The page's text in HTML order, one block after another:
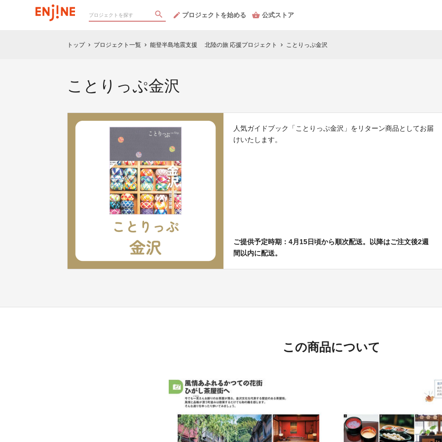
プロジェクトを始める 公式ストア
トップ chevron_right プロジェクト一覧 chevron_right 能登半島地震支援 北陸の旅 応援プロジェクト chevron_right ことりっぷ金沢
ことりっぷ金沢
人気ガイドブック「ことりっぷ金沢」をリターン商品としてお届
けいたします。
ご提供予定時期：4月15日頃から順次配送。以降はご注文後2週
間以内に配送。
この商品について